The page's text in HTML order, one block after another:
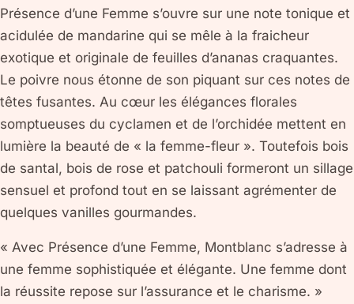
Présence d’une Femme s’ouvre sur une note tonique et
acidulée de mandarine qui se mêle à la fraicheur
exotique et originale de feuilles d’ananas craquantes.
Le poivre nous étonne de son piquant sur ces notes de
têtes fusantes. Au cœur les élégances florales
somptueuses du cyclamen et de l’orchidée mettent en
lumière la beauté de « la femme-fleur ». Toutefois bois
de santal, bois de rose et patchouli formeront un sillage
sensuel et profond tout en se laissant agrémenter de
quelques vanilles gourmandes.
« Avec Présence d’une Femme, Montblanc s’adresse à
une femme sophistiquée et élégante. Une femme dont
la réussite repose sur l’assurance et le charisme. »